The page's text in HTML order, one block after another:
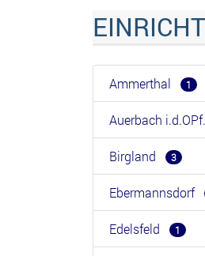
Ammerthal 1
Auerbach
Birgland 3
Ebermannsdorf
Edelsfeld 1